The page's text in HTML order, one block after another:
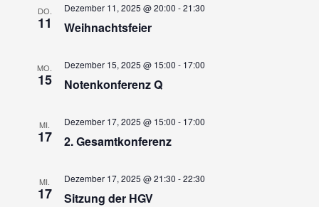
DO.
11 Weihnachtsfeier
Dezember 11, 2025 @ 20:00 -21:30
MO.
15 Notenkonferenz Q
Dezember 15, 2025 @ 15:00 - 17:00
MI.
17 2. Gesamtkonferenz
Dezember 17, 2025 @ 15:00 - 17:00
MI.
17 Sitzung der HGV
Dezember 17, 2025 @ 21:30 -22:30